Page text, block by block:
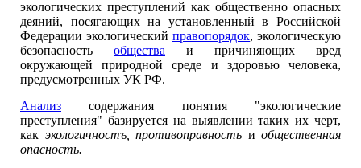
экологических преступлений как общественно опасных
деяний, посягающих на установленный в Российской
Федерации экологический правопорядок, экологическую
безопасность общества и причиняющих вред
окружающей природной среде и здоровью человека,
предусмотренных УК РФ.
Анализ содержания понятия "экологические
преступления" базируется на выявлении таких их черт,
как экологичностъ, противоправность и общественная
опасность.